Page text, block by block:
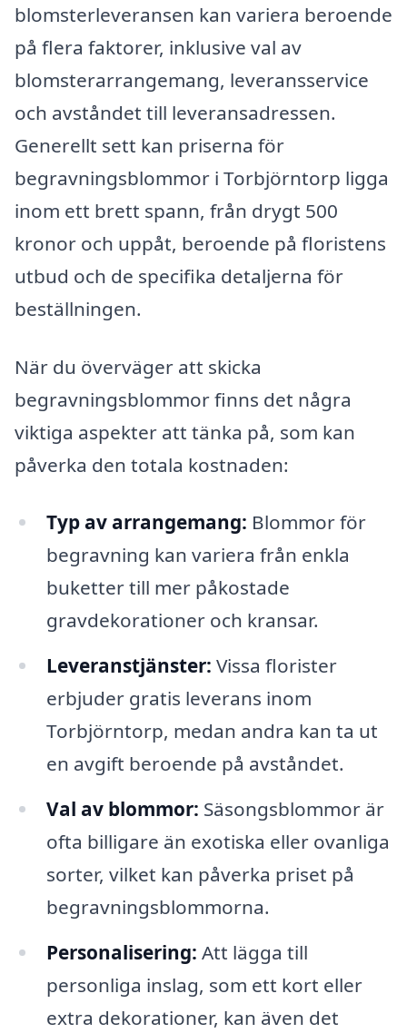
blomsterleveransen kan variera beroende
på flera faktorer, inklusive val av
blomsterarrangemang, leveransservice
och avståndet till leveransadressen.
Generellt sett kan priserna för
begravningsblommor i Torbjörntorp ligga
inom ett brett spann, från drygt 500
kronor och uppåt, beroende på floristens
utbud och de specifika detaljerna för
beställningen.
När du överväger att skicka
begravningsblommor finns det några
viktiga aspekter att tänka på, som kan
påverka den totala kostnaden:
Typ av arrangemang: Blommor för
begravning kan variera från enkla
buketter till mer påkostade
gravdekorationer och kransar.
Leveranstjänster: Vissa florister
erbjuder gratis leverans inom
Torbjörntorp, medan andra kan ta ut
en avgift beroende på avståndet.
Val av blommor: Säsongsblommor är
ofta billigare än exotiska eller ovanliga
sorter, vilket kan påverka priset på
begravningsblommorna.
Personalisering: Att lägga till
personliga inslag, som ett kort eller
extra dekorationer, kan även det